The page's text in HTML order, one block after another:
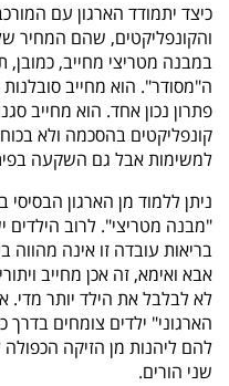
כיצד יתמודד הארגון עם
והקונפליקטים, שהם המחיר
במבנה מטריצי מחייב, כמובן,
ה"מסודר". הוא מחייב
פתרון נכון אחד. הוא מחייב
קונפליקטים בהסכמה ולא
למשימות אבל גם השקעה
ניתן ללמוד מן הארגון
"מבנה מטריצי". לרוב
בריאות עובדה זו אינה מהווה
אבא ואימא, זה אכן מחייב
לא לבלבל את הילד יותר
הארגוני" ילדים צומחים
להם ליהנות מן הזיקה
שני הורים.